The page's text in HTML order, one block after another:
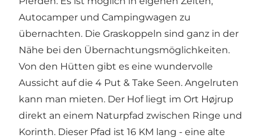
Autocamper und Campingwagen zu
übernachten. Die Graskoppeln sind ganz in der
Nähe bei den Übernachtungsmöglichkeiten.
Von den Hütten gibt es eine wundervolle
Aussicht auf die 4 Put & Take Seen. Angelruten
kann man mieten. Der Hof liegt im Ort Højrup
direkt an einem Naturpfad zwischen Ringe und
Korinth. Dieser Pfad ist 16 KM lang - eine alte